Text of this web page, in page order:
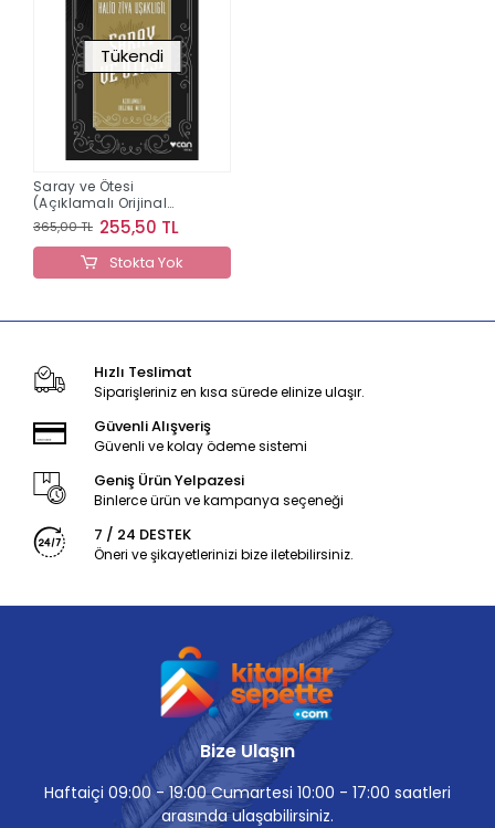
Tükendi
Saray ve Ötesi
(Açıklamalı Orijinal
Metin)
365,00 TL 255,50 TL
Stokta Yok
Hızlı Teslimat
Siparişleriniz en kısa sürede elinize ulaşır.
Güvenli Alışveriş
Güvenli ve kolay ödeme sistemi
Geniş Ürün Yelpazesi
Binlerce ürün ve kampanya seçeneği
7 / 24 DESTEK
Öneri ve şikayetlerinizi bize iletebilirsiniz.
Bize Ulaşın
Haftaiçi 09:00 - 19:00 Cumartesi 10:00 - 17:00 saatleri
arasında ulaşabilirsiniz.